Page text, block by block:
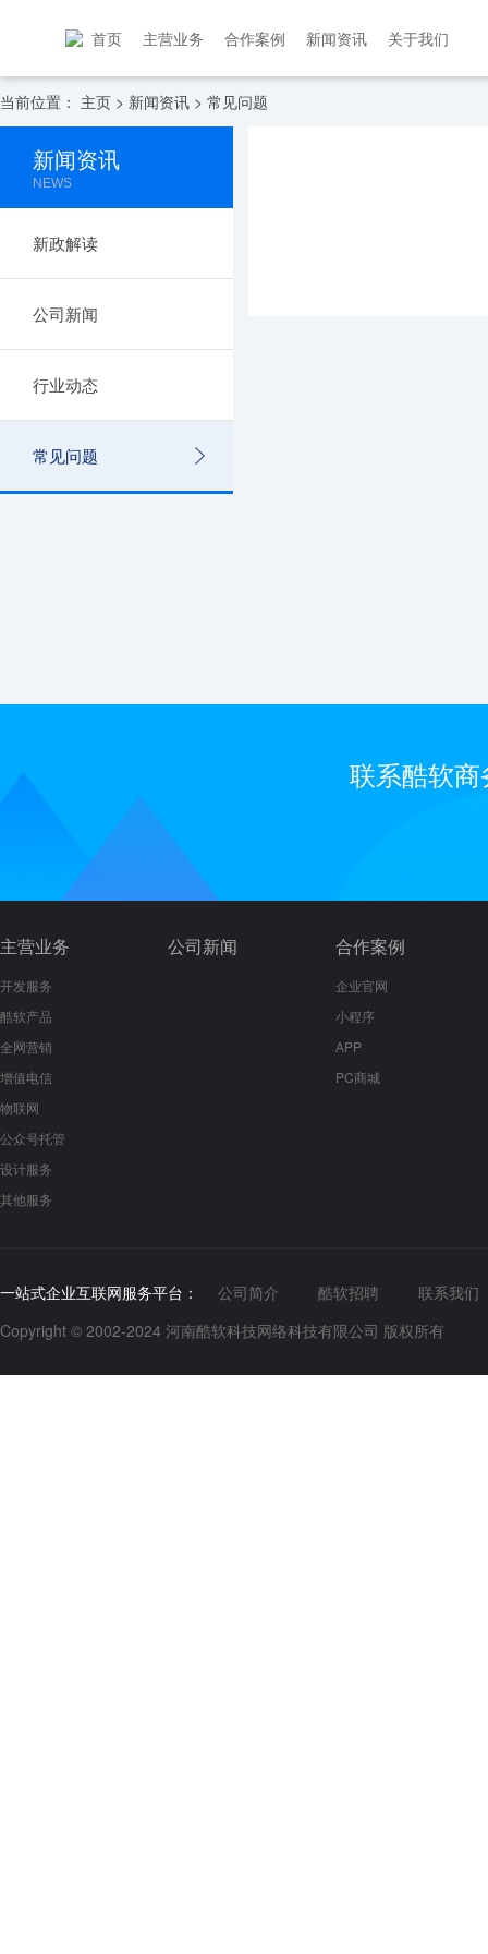
首页 主营业务 合作案例 新闻资讯 关于我们
当前位置： 主页 > 新闻资讯 > 常见问题
新闻资讯
NEWS
新政解读
公司新闻
行业动态
常见问题
联系酷软
主营业务
开发服务
酷软产品
全网营销
增值电信
物联网
公众号托管
设计服务
其他服务
公司新闻 合作案例
企业官网
小程序
APP
PC商城
一站式企业互联网服务平台： 公司简介 酷软招聘
联系我们
Copyright © 2002-2024 河南酷软科技网络科技有限公司 版权所有